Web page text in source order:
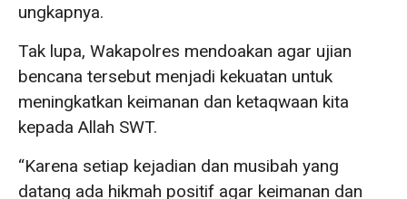
ungkapnya.
Tak lupa, Wakapolres mendoakan agar ujian
bencana tersebut menjadi kekuatan untuk
meningkatkan keimanan dan ketaqwaan kita
kepada Allah SWT.
“Karena setiap kejadian dan musibah yang
datang ada hikmah positif agar keimanan dan